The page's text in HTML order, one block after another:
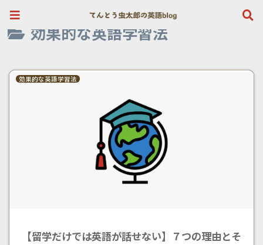
効果的な英語学習法
効果的な英語学習法
【留学だけでは英語が話せない】７つの理由とそ